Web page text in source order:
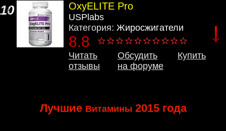
10 OxyELITE Pro
USPlabs
Категория: Жиросжигатели
8.8
Читать
отзывы
Обсудить
на форуме
Купить
Лучшие Витамины2015 года